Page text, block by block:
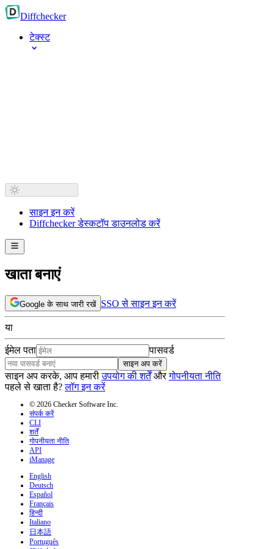
Diffchecker
टेक्स्ट
साइन इन करें
Diffchecker डेस्कटॉप डाउनलोड करें
खाता बनाएं
Google के साथ जारी रखें SSO से साइन इन करें
या
ईमेल पता पासवर्ड
साइन अप करें
साइन अप करके, आप हमारी उपयोग की शर्तें और गोपनीयता नीति
पहले से खाता है? लॉग इन करें
© 2026 Checker Software Inc.
संपर्क करें
CLI
शर्तें
गोपनीयता नीति
API
iManage
English
Deutsch
Español
Français
हिन्दी
Italiano
日本語
Português